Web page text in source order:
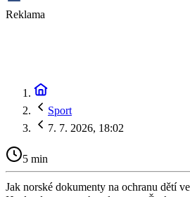
Reklama
Sport
7. 7. 2026, 18:02
5 min
Jak norské dokumenty na ochranu dětí